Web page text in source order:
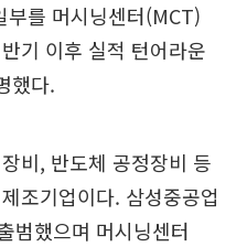
부를 머시닝센터(MCT)
기 이후 실적 턴어라운
했다.
비, 반도체 공정장비 등
조기업이다. 삼성중공업
범했으며 머시닝센터